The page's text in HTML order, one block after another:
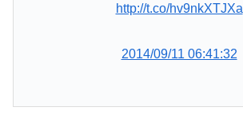
http://t.co/hv9nkXTJXa
2014/09/11 06:41:32